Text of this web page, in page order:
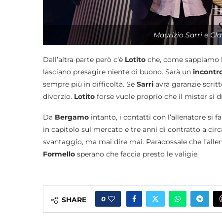
Maurizio Sarri e
Dall’altra parte però c’è Lotito che, come sappiamo
lasciano presagire niente di buono. Sarà un
sempre più in difficoltà. Se Sarri avrà garanzie
divorzio. Lotito forse vuole proprio che il mister si
Da Bergamo intanto, i contatti con l’allenatore si
in capitolo sul mercato e tre anni di contratto a
svantaggio, ma mai dire mai. Paradossale che
Formello sperano che faccia presto le valigie.
SHARE 0